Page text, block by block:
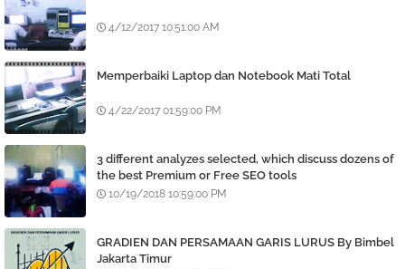
4/12/2017 10:51:00 AM
Memperbaiki Laptop dan Notebook Mati Total
4/22/2017 01:59:00 PM
3 different analyzes selected, which discuss dozens of
the best Premium or Free SEO tools
10/19/2018 10:59:00 PM
GRADIEN DAN PERSAMAAN GARIS LURUS By Bimbel
Jakarta Timur